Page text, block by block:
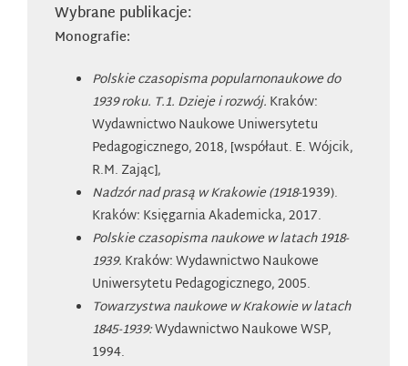
Wybrane publikacje:
Monografie:
Polskie czasopisma popularnonaukowe do
1939 roku. T.1. Dzieje i rozwój. Kraków:
Wydawnictwo Naukowe Uniwersytetu
Pedagogicznego, 2018, [współaut. E. Wójcik,
R.M. Zając],
Nadzór nad prasą w Krakowie (1918-1939).
Kraków: Księgarnia Akademicka, 2017.
Polskie czasopisma naukowe w latach 1918-
1939. Kraków: Wydawnictwo Naukowe
Uniwersytetu Pedagogicznego, 2005.
Towarzystwa naukowe w Krakowie w latach
1845-1939:Wydawnictwo Naukowe WSP,
1994.